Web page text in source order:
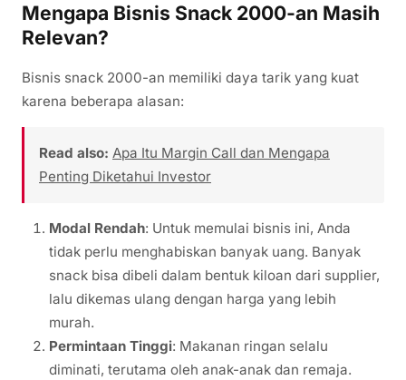
Mengapa Bisnis Snack 2000-an Masih
Relevan?
Bisnis snack 2000-an memiliki daya tarik yang kuat
karena beberapa alasan:
Read also: Apa Itu Margin Call dan Mengapa
Penting Diketahui Investor
Modal Rendah: Untuk memulai bisnis ini, Anda
tidak perlu menghabiskan banyak uang. Banyak
snack bisa dibeli dalam bentuk kiloan dari supplier,
lalu dikemas ulang dengan harga yang lebih
murah.
Permintaan Tinggi: Makanan ringan selalu
diminati, terutama oleh anak-anak dan remaja.